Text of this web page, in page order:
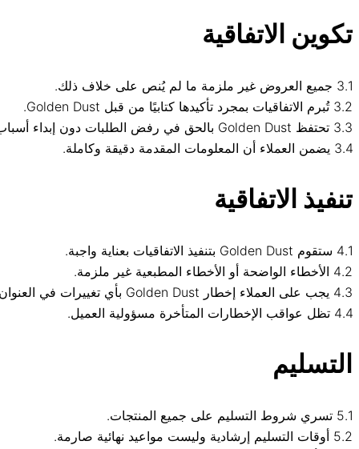
تكوين الاتفاقية
3.1 جميع العروض غير ملزمة ما لم يُنص على خلاف ذلك.
3.2 تُبرم الاتفاقيات بمجرد تأكيدها كتابيًا من قبل Golden Dust.
3.3 تحتفظ Golden Dust بالحق في رفض الطلبات دون إبداء أسباب.
3.4 يضمن العملاء أن المعلومات المقدمة دقيقة وكاملة.
تنفيذ الاتفاقية
4.1 ستقوم Golden Dust بتنفيذ الاتفاقيات بعناية واجبة.
4.2 الأخطاء الواضحة أو الأخطاء المطبعية غير ملزمة.
4.3 يجب على العملاء إخطار Golden Dust بأي تغييرات في العنوان أو البيانات الشخصية قبل 14 يومًا على الأقل.
4.4 تظل عواقب الإخطارات المتأخرة مسؤولية العميل.
التسليم
5.1 تسري شروط التسليم على جميع المنتجات.
5.2 أوقات التسليم إرشادية وليست مواعيد نهائية صارمة.